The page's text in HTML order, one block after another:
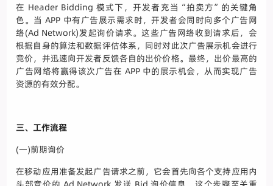
在 Header Bidding 模式下，开发者充当“拍卖方”的关键角
色。当 APP 中有广告展示需求时，开发者会同时向多个广告网
络(Ad Network)发起询价请求。这些广告网络收到请求后，会
根据自身的算法和数据评估体系，同时对此次广告展示机会进行
竞价，并迅速向开发者反馈各自的出价价格。最终，出价最高的
广告网络将赢得该次广告在 APP 中的展示机会，从而实现广告
资源的有效分配。
三、工作流程
(一)前期询价
在移动应用准备发起广告请求之前，它会首先向各个支持应用内